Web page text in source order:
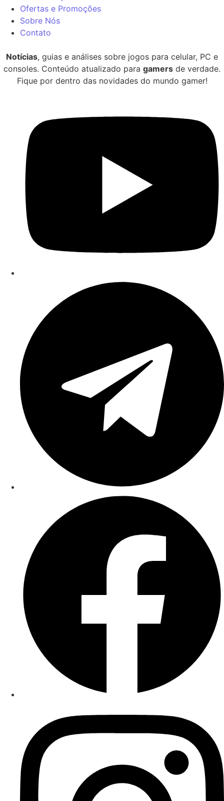
Ofertas e Promoções
Sobre Nós
Contato
Notícias, guias e análises sobre jogos para celular, PC e
consoles. Conteúdo atualizado para gamers de verdade.
Fique por dentro das novidades do mundo gamer!